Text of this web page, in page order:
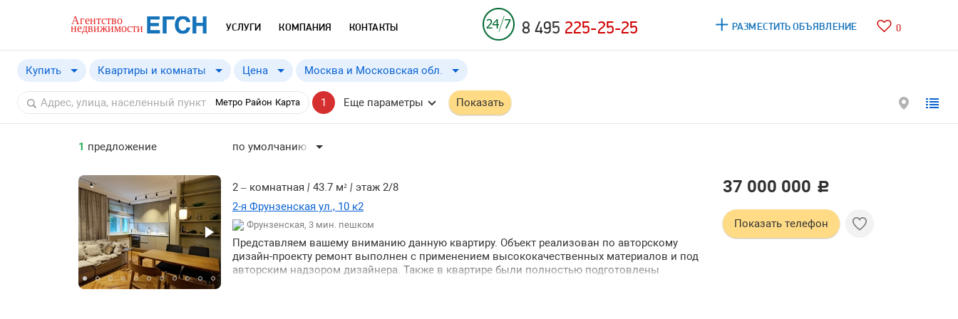
УСЛУГИ КОМПАНИЯ КОНТАКТЫ 8 495 225-25-25 РАЗМЕСТИТЬ ОБЪЯВЛЕНИЕ 0
Купить
Купить
Снять
Квартиры и комнаты Цена
от a Применить
Москва и Московская обл.
Москва и Московская обл.
Москва
Московская обл.
Метро Район Карта 1 Еще параметры Показать
1 предложение по умолчанию
по цене ↑
по комнатности ↓
по комнатности ↑
по общей площади ↓
37 000 000 c
Показать телефон
2 – комнатная | 43.7 м² | этаж 2/8
2-я Фрунзенская ул., 10 к2
Фрунзенская, 3 мин. пешком
Представляем вашему вниманию данную квартиру. Объект реализован по авторскому
дизайн-проекту ремонт выполнен с применением высококачественных материалов и под
авторским надзором дизайнера. Также в квартире были полностью подготовлены